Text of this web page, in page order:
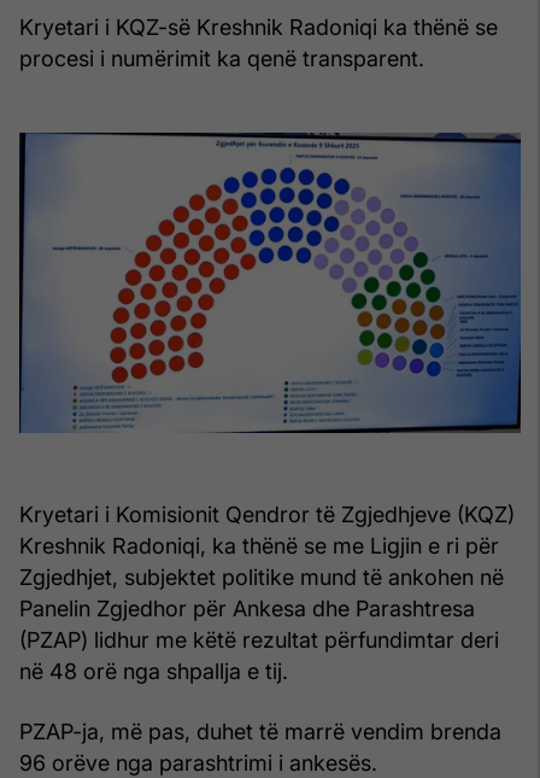
Kryetari i KQZ-së Kreshnik Radoniqi ka thënë se
procesi i numërimit ka qenë transparent.
Kryetari i Komisionit Qendror të Zgjedhjeve (KQZ)
Kreshnik Radoniqi, ka thënë se me Ligjin e ri për
Zgjedhjet, subjektet politike mund të ankohen në
Panelin Zgjedhor për Ankesa dhe Parashtresa
(PZAP) lidhur me këtë rezultat përfundimtar deri
në 48 orë nga shpallja e tij.
PZAP-ja, më pas, duhet të marrë vendim brenda
96 orëve nga parashtrimi i ankesës.